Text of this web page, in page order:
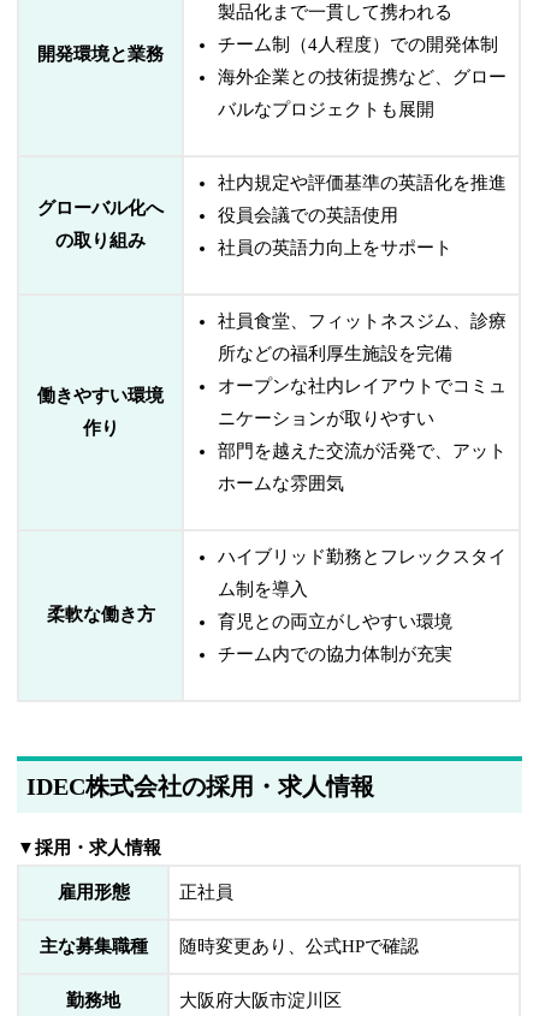
開発環境と業務
製品化まで一貫して携われる
チーム制（4人程度）での開発体制
海外企業との技術提携など、グロー
バルなプロジェクトも展開
グローバル化へ
の取り組み
社内規定や評価基準の英語化を推進
役員会議での英語使用
社員の英語力向上をサポート
働きやすい環境
作り
社員食堂、フィットネスジム、診療
所などの福利厚生施設を完備
オープンな社内レイアウトでコミュ
ニケーションが取りやすい
部門を越えた交流が活発で、アット
ホームな雰囲気
柔軟な働き方
ハイブリッド勤務とフレックスタイ
ム制を導入
育児との両立がしやすい環境
チーム内での協力体制が充実
IDEC株式会社の採用・求人情報
▼採用・求人情報
雇用形態 正社員
主な募集職種 随時変更あり、公式HPで確認
勤務地 大阪府大阪市淀川区